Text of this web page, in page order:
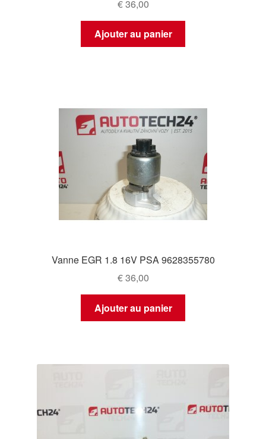
€36,00
Ajouter au panier
Vanne EGR 1.8 16V PSA 9628355780
€36,00
Ajouter au panier